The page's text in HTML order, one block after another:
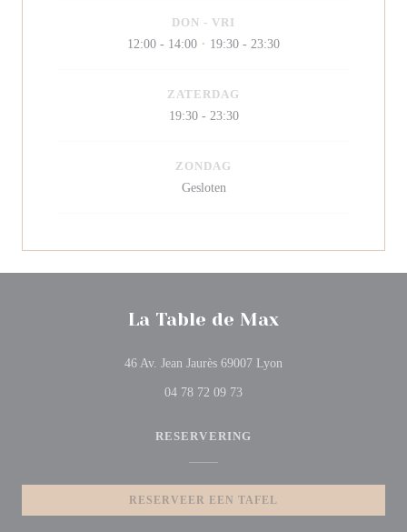
DON - VRI
12:00 - 14:00 • 19:30 - 23:30
ZATERDAG
19:30 - 23:30
ZONDAG
Gesloten
La Table de Max
46 Av. Jean Jaurès 69007 Lyon
04 78 72 09 73
RESERVERING
RESERVEER EEN TAFEL